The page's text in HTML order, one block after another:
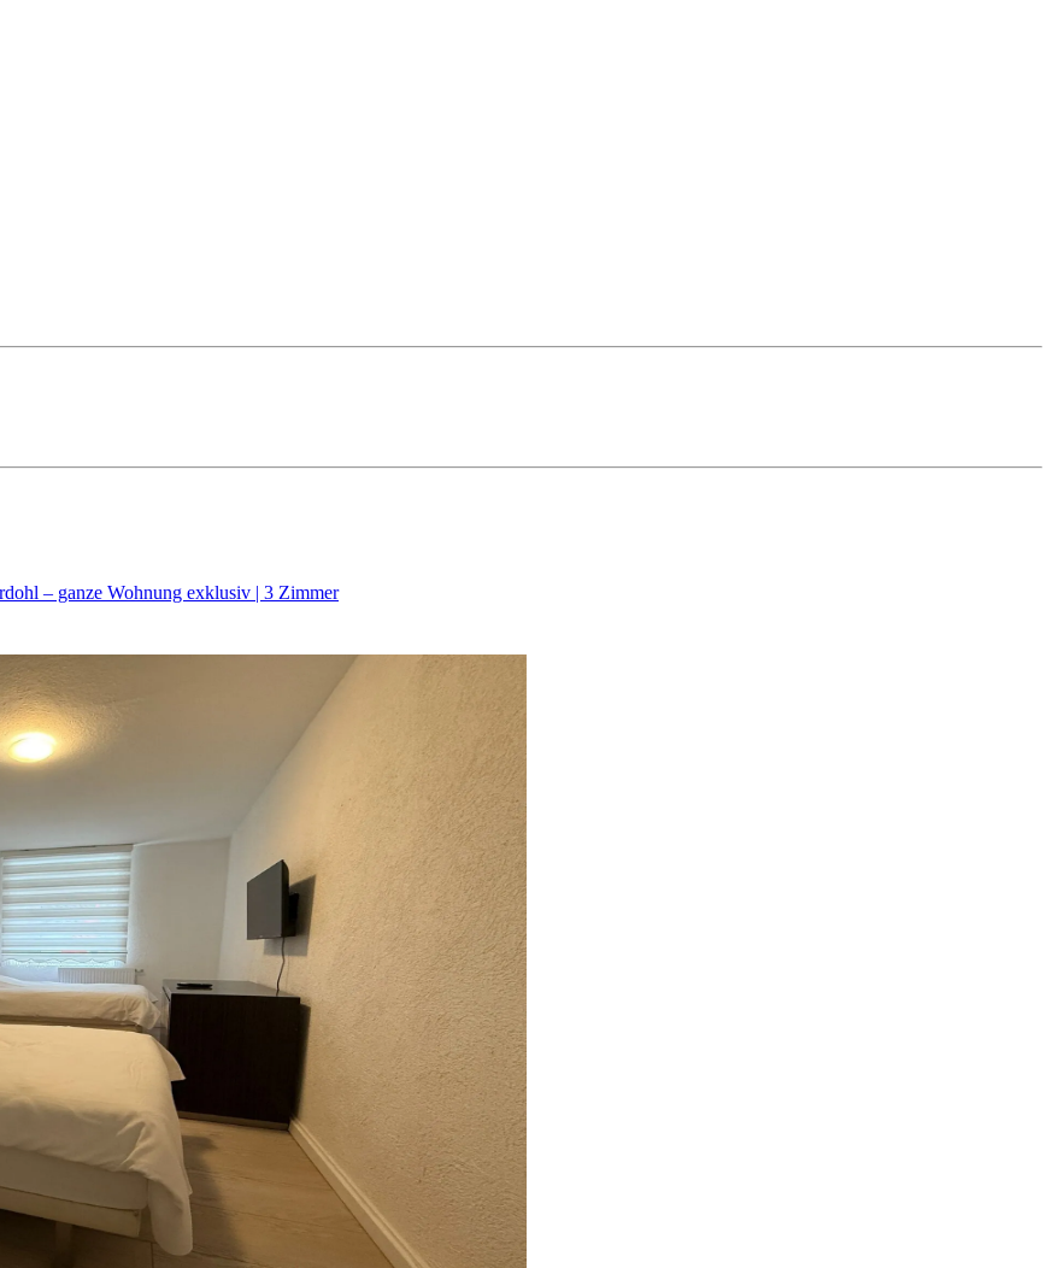
– ganze Wohnung exklusiv | 3 Zimmer